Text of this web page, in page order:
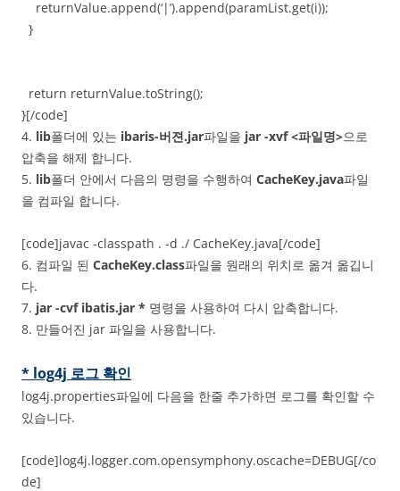
returnValue.append(‘|’).append(paramList.get(i));
}
return returnValue.toString();
}[/code]
4. lib폴더에 있는 ibaris-버젼.jar파일을 jar -xvf <파일명>으로
압축을 해제 합니다.
5. lib폴더 안에서 다음의 명령을 수행하여 CacheKey.java파일
을 컴파일 합니다.
[code]javac -classpath . -d ./ CacheKey.java[/code]
6. 컴파일 된 CacheKey.class파일을 원래의 위치로 옮겨 옮깁니
다.
7. jar -cvf ibatis.jar * 명령을 사용하여 다시 압축합니다.
8. 만들어진 jar 파일을 사용합니다.
* log4j 로그 확인
log4j.properties파일에 다음을 한줄 추가하면 로그를 확인할 수
있습니다.
[code]log4j.logger.com.opensymphony.oscache=DEBUG[/co
de]